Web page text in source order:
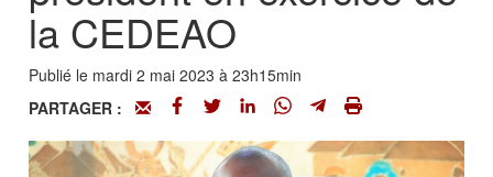
la CEDEAO
Publié le mardi 2 mai 2023 à 23h15min
PARTAGER :